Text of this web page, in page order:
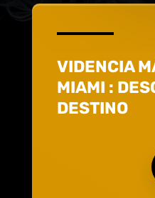
VIDENCIA
MIAMI :
DESTINO